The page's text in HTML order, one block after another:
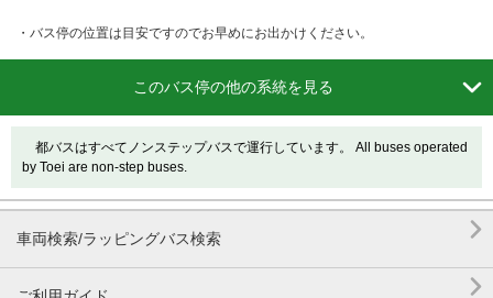
・バス停の位置は目安ですのでお早めにお出かけください。
このバス停の他の系統を見る 
都バスはすべてノンステップバスで運行しています。 All buses operated
by Toei are non-step buses.
車両検索/ラッピングバス検索 
